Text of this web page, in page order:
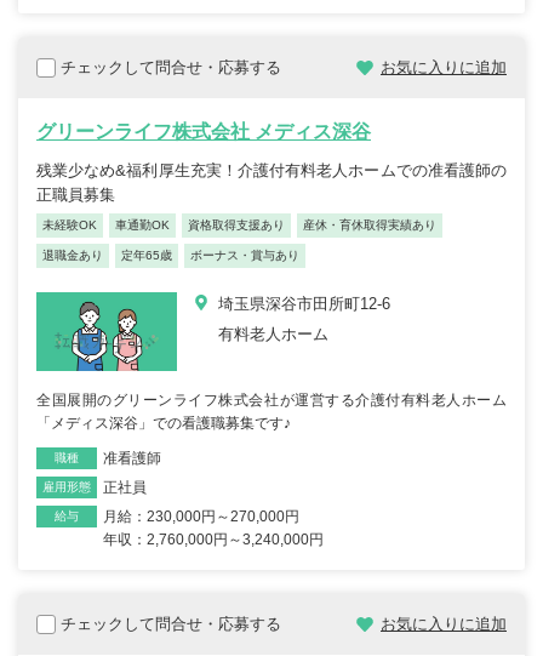
チェックして問合せ・応募する お気に入りに追加
グリーンライフ株式会社 メディス深谷
残業少なめ&福利厚生充実！介護付有料老人ホームでの准看護師の
正職員募集
未経験OK 車通勤OK 資格取得支援あり 産休・育休取得実績あり
退職金あり 定年65歳 ボーナス・賞与あり
埼玉県深谷市田所町12-6
有料老人ホーム
全国展開のグリーンライフ株式会社が運営する介護付有料老人ホーム
「メディス深谷」での看護職募集です♪
職種 准看護師
雇用形態 正社員
給与
月給：230,000円～270,000円
年収：2,760,000円～3,240,000円
チェックして問合せ・応募する お気に入りに追加